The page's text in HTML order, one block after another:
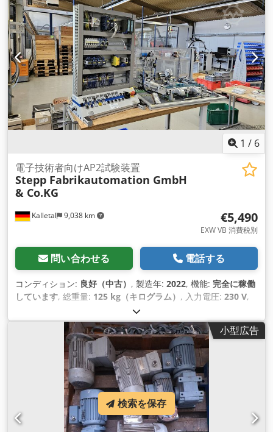
1 / 6
Kalletal 9,038 km
電子技術者向けAP2試験装置
Stepp Fabrikautomation GmbH
& Co.KG
€5,490
EXW VB 消費税別
問い合わせる 電話する
コンディション: 良好（中古） , 製造年: 2022, 機能: 完全に稼働
しています, 総重量: 125 kg（キログラム） , 入力電圧: 230 V,
1,000 mm
ュメント / マニュアル,
小型広告
検索を保存